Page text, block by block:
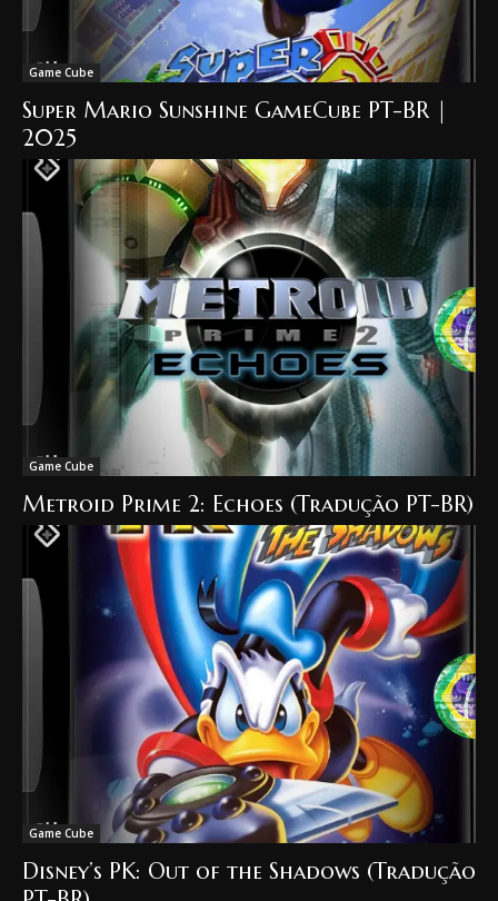
Game Cube
Super Mario Sunshine GameCube PT-BR |
2025
Game Cube
Metroid Prime 2: Echoes (Tradução PT-BR)
Game Cube
Disney’s PK: Out of the Shadows (Tradução